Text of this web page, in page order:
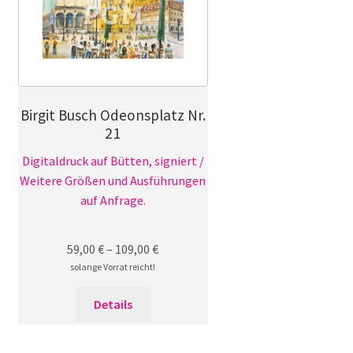
können
auf
der
werden
Birgit Busch Odeonsplatz Nr.
21
Digitaldruck auf Bütten, signiert /
Weitere Größen und Ausführungen
auf Anfrage.
59,00€– 109,00€
solange Vorrat reicht!
Details